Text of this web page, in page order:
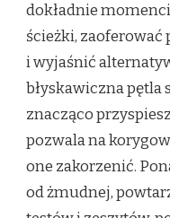
dokładnie
ścieżki,
i wyjaśnić
błyskawiczna pętla
znacząco
pozwala na
one zakorzenić.
od żmudnej,